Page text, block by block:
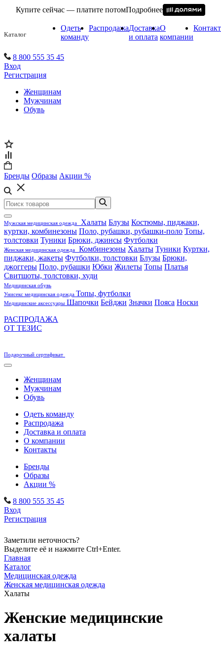
Купите сейчас — платите потомПодробнее
Каталог
Одеть
команду
РаспродажаДоставка
и оплата
О
компании
8 800 555 35 45
Вход
Регистрация
Женщинам
Мужчинам
Обувь
Бренды Образы Акции %
Мужская медицинская одежда Халаты Блузы Костюмы, пиджаки,
куртки, комбинезоны Поло, рубашки, рубашки-поло Топы,
толстовки Туники Брюки, джинсы Футболки
Женская медицинская одежда Комбинезоны Халаты Туники Куртки,
пиджаки, жакеты Футболки, толстовки Блузы Брюки,
джоггеры Поло, рубашки Юбки Жилеты Топы Платья
Свитшоты, толстовки, худи
Медицинская обувь
Унисекс медицинская одежда Топы, футболки
Медицинские аксессуары Шапочки Бейджи Значки Пояса Носки
РАСПРОДАЖА
ОТ ТЕЗИС
Подарочный сертификат
Женщинам
Мужчинам
Обувь
Одеть команду
Распродажа
Доставка и оплата
О компании
Контакты
Бренды
Образы
Акции %
8 800 555 35 45
Вход
Регистрация
Заметили неточность?
Выделите её и нажмите Ctrl+Enter.
Главная
Каталог
Медицинская одежда
Женская медицинская одежда
Халаты
Женские медицинские
халаты